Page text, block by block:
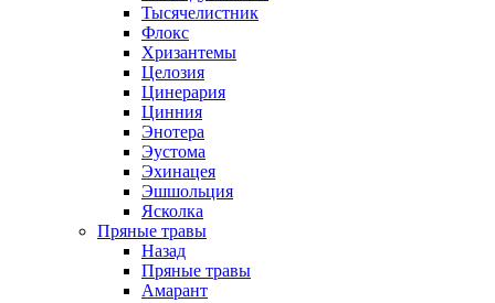
Тысячелистник
Флокс
Хризантемы
Целозия
Цинерария
Цинния
Энотера
Эустома
Эхинацея
Эшшольция
Ясколка
Пряные травы
Назад
Пряные травы
Амарант